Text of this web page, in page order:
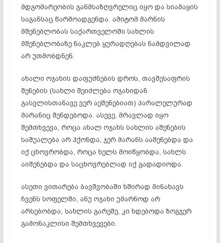
მდგომარეობის განმსაზღვრელიც იყო და სიამაყის
საგანსაც წარმოადგენდა. ამიტომ მარნის
მშენებლობას საქართველოში სახლის
მშენებლობაზე ნაკლებ ყურადღებას ნამდვილად
არ უთმობდნენ.
ახალი ოჯახის დაფუძნების დროს, თავშესაფრის
შენების (სახლი შეიძლება ოჯახიდან
გასვლისთანავე ვერ აეშენებიათ) პარალელურად
მარანიც შენდებოდა. ასევე, მრავლად იყო
შემთხვევა, როცა ახალ ოჯახს სახლის აშენების
საშუალება არ ჰქონდა, ჯერ მარანს ააშენებდა და
იქ ცხოვრობდა, როცა ხელს მოიწყობდა, სახლს
აიშენებდა და საცხოვრებლად იქ გადადიოდა.
ასეთი ვითარება ბავშვობაში ხშირად მინახავს
ჩვენს სოფელში, ანუ ოჯახი უმარნოდ არ
არსებობდა, სახლის გარეშე, კი ხდებოდა ზოგჯერ
გამონაკლისი შემთხვევები.